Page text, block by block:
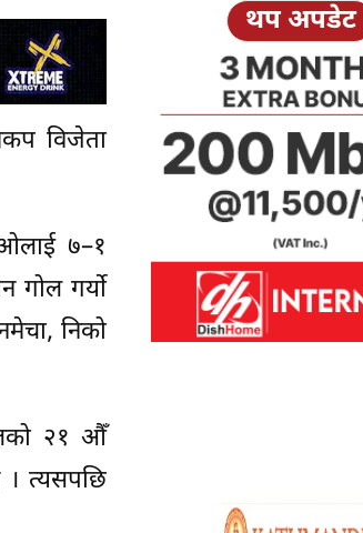
विजेता
७–१
गोल गर्यो
निको
२१ औँ
। त्यसपछि
थप अपडेट